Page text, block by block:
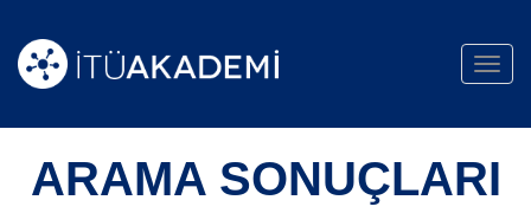
ARAMA SONUÇLARI